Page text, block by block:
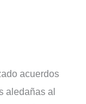
acuerdos
aledañas al